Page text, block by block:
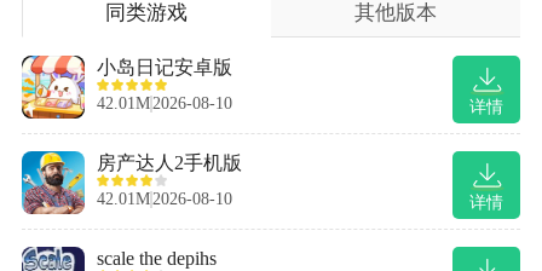
同类游戏 其他版本
详情
小岛日记安卓版
42.01M2026-08-10
详情
房产达人2手机版
42.01M2026-08-10
scale the depihs